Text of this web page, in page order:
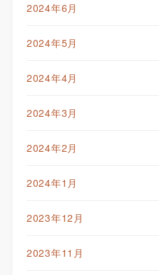
2024年6月
2024年5月
2024年4月
2024年3月
2024年2月
2024年1月
2023年12月
2023年11月